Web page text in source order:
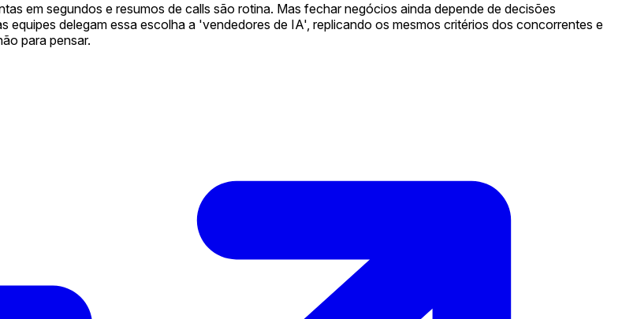
em segundos e resumos de calls são rotina. Mas fechar negócios ainda depende de decisões
delegam essa escolha a 'vendedores de IA', replicando os mesmos critérios dos concorrentes e
para pensar.